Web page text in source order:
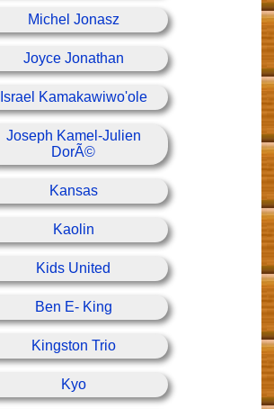
Michel Jonasz
Joyce Jonathan
Israel Kamakawiwo'ole
Joseph Kamel-Julien
DorÃ©
Kansas
Kaolin
Kids United
Ben E- King
Kingston Trio
Kyo